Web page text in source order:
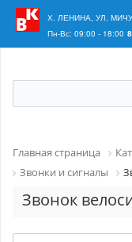
Ваш регион:
Х. ЛЕНИНА, УЛ.
Пн-Вс: 09:00 - 18:00
Главная страница
Звонки и сигналы
Звонок